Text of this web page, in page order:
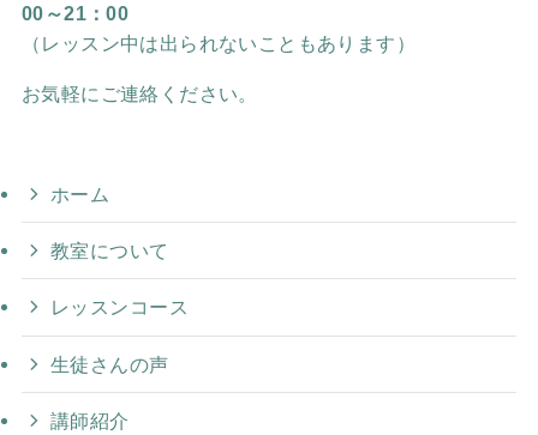
00～21：00
（レッスン中は出られないこともあります）
お気軽にご連絡ください。
ホーム
教室について
レッスンコース
生徒さんの声
講師紹介